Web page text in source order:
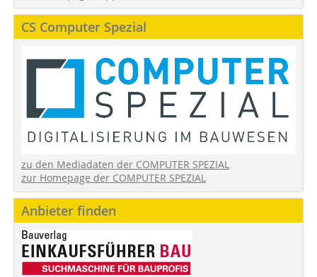
CS Computer Spezial
zu den Mediadaten der COMPUTER SPEZIAL
zur Homepage der COMPUTER SPEZIAL
Anbieter finden